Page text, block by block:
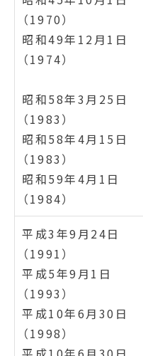
（1970）
昭和49年12月1日
（1974）
昭和58年3月25日
（1983）
昭和58年4月15日
（1983）
昭和59年4月1日
（1984）
平成3年9月24日
（1991）
平成5年9月1日
（1993）
平成10年6月30日
（1998）